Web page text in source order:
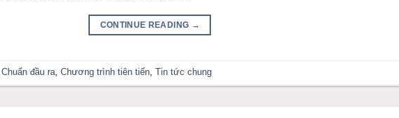
CONTINUE READING →
,Chuẩn đầu ra ,Chương trình tiên tiến ,Tin tức chung